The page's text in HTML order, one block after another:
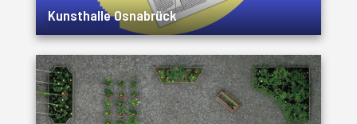
Kunsthalle Osnabrück